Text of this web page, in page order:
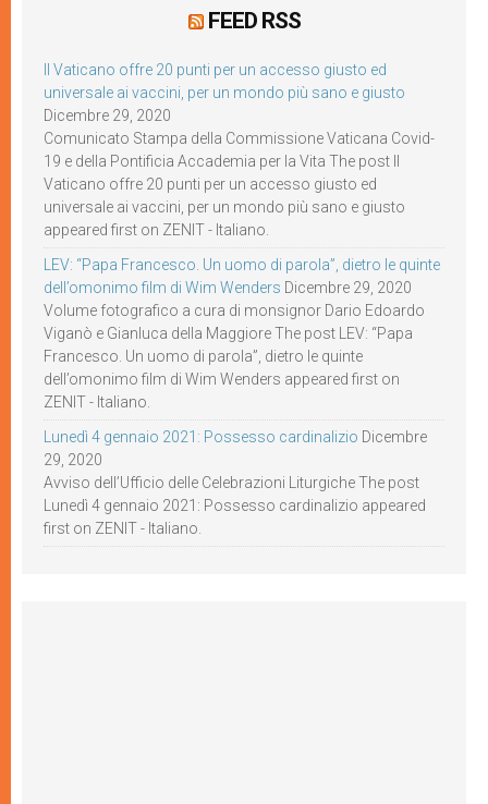
FEED RSS
Il Vaticano offre 20 punti per un accesso giusto ed
universale ai vaccini, per un mondo più sano e giusto
Dicembre 29, 2020
Comunicato Stampa della Commissione Vaticana Covid-
19 e della Pontificia Accademia per la Vita The post Il
Vaticano offre 20 punti per un accesso giusto ed
universale ai vaccini, per un mondo più sano e giusto
appeared first on ZENIT - Italiano.
LEV: “Papa Francesco. Un uomo di parola”, dietro le quinte
dell’omonimo film di Wim Wenders Dicembre 29, 2020
Volume fotografico a cura di monsignor Dario Edoardo
Viganò e Gianluca della Maggiore The post LEV: “Papa
Francesco. Un uomo di parola”, dietro le quinte
dell’omonimo film di Wim Wenders appeared first on
ZENIT - Italiano.
Lunedì 4 gennaio 2021: Possesso cardinalizio Dicembre
29, 2020
Avviso dell’Ufficio delle Celebrazioni Liturgiche The post
Lunedì 4 gennaio 2021: Possesso cardinalizio appeared
first on ZENIT - Italiano.